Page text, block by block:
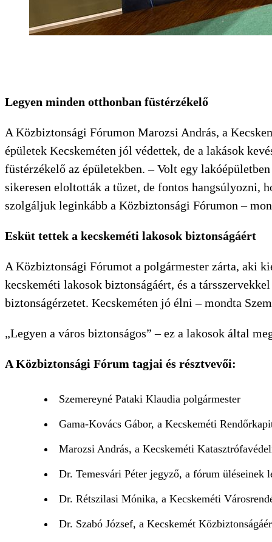
Legyen minden otthonban füstérzékelő
A Közbiztonsági Fórumon Marozsi András, a
épületek Kecskeméten jól védettek, de a lakások
füstérzékelő az épületekben. – Volt egy
sikeresen eloltották a tüzet, de fontos hangsúlyozni,
szolgáljuk leginkább a Közbiztonsági Fórumon –
Esküt tettek a kecskeméti lakosok biztonságáért
A Közbiztonsági Fórumot a polgármester zárta, aki
kecskeméti lakosok biztonságáért, és a
biztonságérzetet. Kecskeméten jó élni – mondta
„Legyen a város biztonságos” – ez a lakosok által
A Közbiztonsági Fórum tagjai és résztvevői:
Szemereyné Pataki Klaudia polgármester
Gama-Kovács Gábor, a Kecskeméti
Marozsi András, a Kecskeméti
Dr. Temesvári Péter jegyző, a fórum üléseinek
Dr. Rétszilasi Mónika, a Kecskeméti
Dr. Szabó József, a Kecskemét